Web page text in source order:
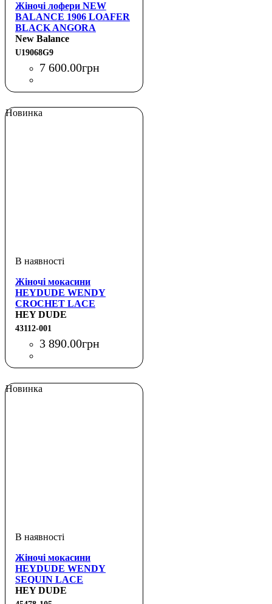
Жіночі лофери NEW
BALANCE 1906 LOAFER
BLACK ANGORA
New Balance
U19068G9
7 600.00грн
Новинка
Жіночі мокасини
HEYDUDE WENDY
CROCHET LACE
HEY DUDE
43112-001
3 890.00грн
Новинка
Жіночі мокасини
HEYDUDE WENDY
SEQUIN LACE
HEY DUDE